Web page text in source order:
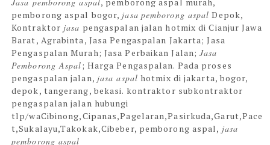
Jasa pemborong aspal, pemborong aspal murah,
pemborong aspal bogor, jasa pemborong aspal Depok,
Kontraktor jasa pengaspalan jalan hotmix di Cianjur Jawa
Barat, Agrabinta, Jasa Pengaspalan Jakarta; Jasa
Pengaspalan Murah; Jasa Perbaikan Jalan;Jasa
Pemborong Aspal; Harga Pengaspalan. Pada proses
pengaspalan jalan, jasa aspal hotmix di jakarta, bogor,
depok, tangerang, bekasi. kontraktor subkontraktor
pengaspalan jalan hubungi
tlp/waCibinong,Cipanas,Pagelaran,Pasirkuda,Garut,Pace
t,Sukalayu,Takokak,Cibeber​, pemborong aspal, jasa
pemborong aspal